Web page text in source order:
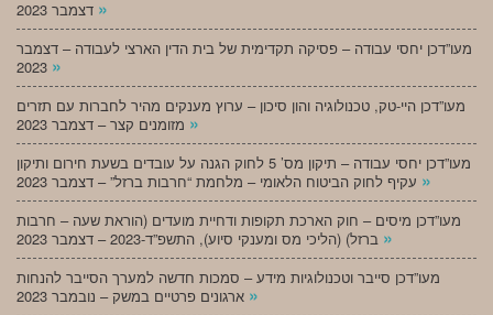
»
מעו”דכן יחסי עבודה – פסיקה תקדימית של בית הדין הארצי לעבודה – דצמבר
»
מעו”דכן היי-טק, טכנולוגיה והון סיכון – ערוץ מענקים מהיר לחברות עם תזרים
»
מעו”דכן יחסי עבודה – תיקון מס’ 5 לחוק הגנה על עובדים בשעת חירום ותיקון
»
מעו”דכן מיסים – חוק הארכת תקופות ודחיית מועדים (הוראת שעה – חרבות
»
מעו”דכן סייבר וטכנולוגיות מידע – סמכות חדשה למערך הסייבר להנחות
»